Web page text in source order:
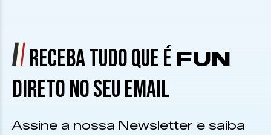
RECEBA TUDO QUE É FUN
DIRETO NO SEU EMAIL
Assine a nossa Newsletter e saiba